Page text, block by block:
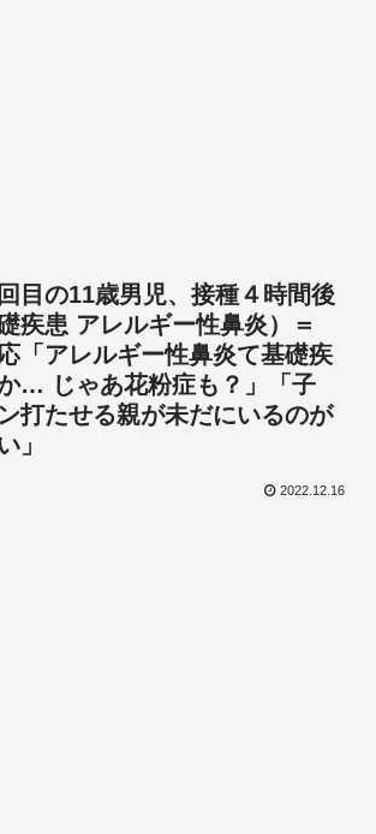
目の11歳男児、接種４時間後
疾患 アレルギー性鼻炎）＝
「アレルギー性鼻炎て基礎疾
… じゃあ花粉症も？」「子
打たせる親が未だにいるのが
」
2022.12.16